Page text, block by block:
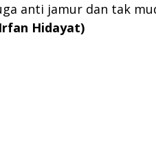
anti jamur dan tak
Hidayat)